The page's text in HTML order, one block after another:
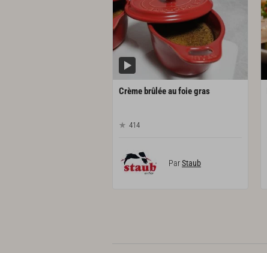
Crème brûléeaufoiegras
414
ParStaub